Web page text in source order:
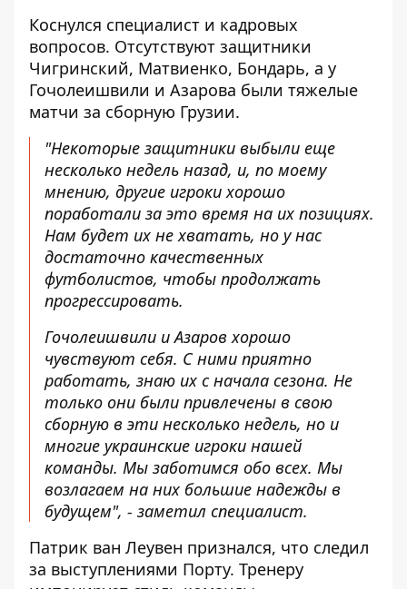
Коснулся специалист и кадровых
вопросов. Отсутствуют защитники
Чигринский, Матвиенко, Бондарь, а у
Гочолеишвили и Азарова были тяжелые
матчи за сборную Грузии.
"Некоторые защитники выбыли еще
несколько недель назад, и, по моему
мнению, другие игроки хорошо
поработали за это время на их позициях.
Нам будет их не хватать, но у нас
достаточно качественных
футболистов, чтобы продолжать
прогрессировать.
Гочолеишвили и Азаров хорошо
чувствуют себя. С ними приятно
работать, знаю их с начала сезона. Не
только они были привлечены в свою
сборную в эти несколько недель, но и
многие украинские игроки нашей
команды. Мы заботимся обо всех. Мы
возлагаем на них большие надежды в
будущем", - заметил специалист.
Патрик ван Леувен признался, что следил
за выступлениями Порту. Тренеру